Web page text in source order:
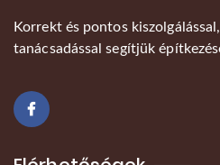
Korrekt és pontos
tanácsadással segítjük